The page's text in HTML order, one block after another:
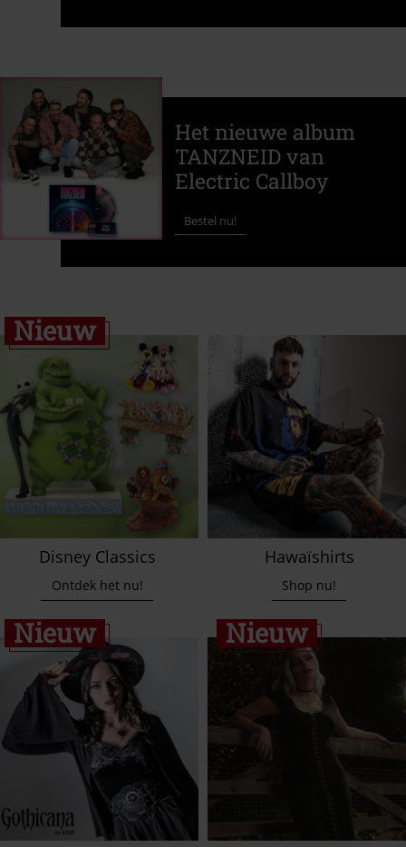
Het nieuwe album
TANZNEID van
Electric Callboy
Bestel nu!
Nieuw
Disney Classics
Ontdek het nu!
Hawaïshirts
Shop nu!
Nieuw Nieuw